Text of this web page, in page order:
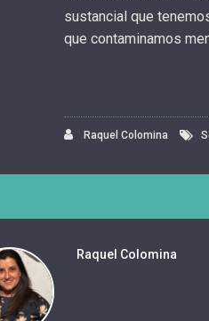
sustancial que
que contaminamos
Raquel Colomina
Raquel Colomina